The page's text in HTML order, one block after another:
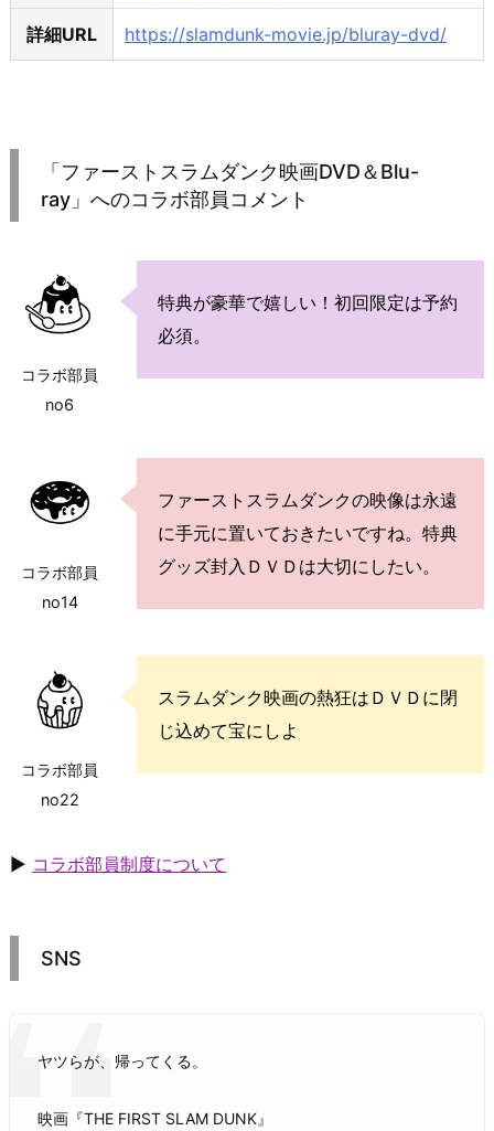
詳細URL https://slamdunk-movie.jp/bluray-dvd/
「ファーストスラムダンク映画DVD＆Blu-
ray」へのコラボ部員コメント
コラボ部員
no6
特典が豪華で嬉しい！初回限定は予約
必須。
コラボ部員
no14
ファーストスラムダンクの映像は永遠
に手元に置いておきたいですね。特典
グッズ封入ＤＶＤは大切にしたい。
コラボ部員
no22
スラムダンク映画の熱狂はＤＶＤに閉
じ込めて宝にしよ
▶ コラボ部員制度について
SNS
ヤツらが、帰ってくる。
映画『THE FIRST SLAM DUNK』